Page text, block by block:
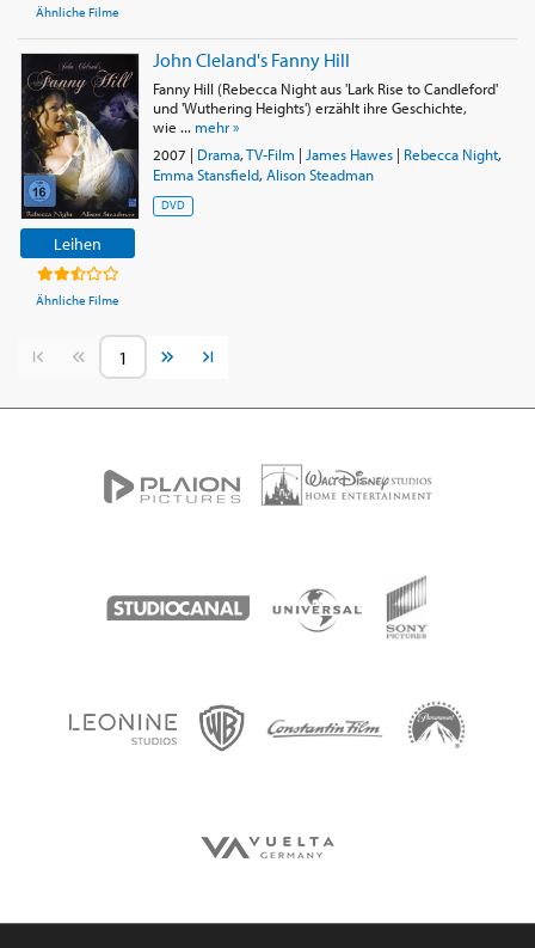
Ähnliche Filme
Leihen
Ähnliche Filme
John Cleland's Fanny Hill
Fanny Hill (Rebecca Night aus 'Lark Rise to Candleford'
und 'Wuthering Heights') erzählt ihre Geschichte,
wie ... mehr »
2007 | Drama,TV-Film | James Hawes| Rebecca Night,
Emma Stansfield, Alison Steadman
DVD
Vorherige SeiteNächste Seite